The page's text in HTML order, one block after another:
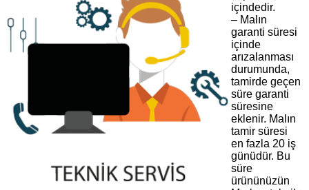
içindedir.
– Malın
garanti süresi
içinde
arızalanması
durumunda,
tamirde geçen
süre garanti
süresine
eklenir. Malın
tamir süresi
en fazla 20 iş
günüdür. Bu
süre
ürününüzün